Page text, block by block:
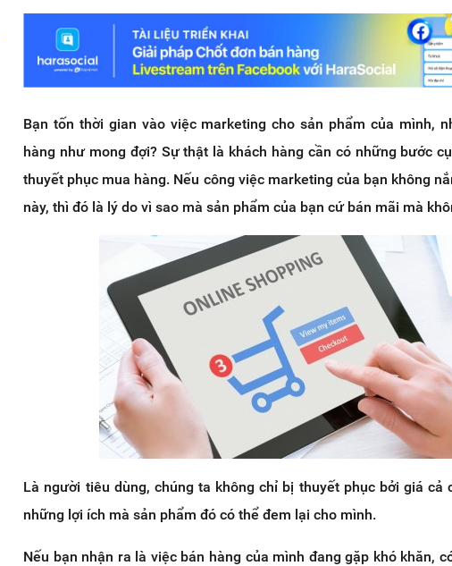
Bạn tốn thời gian vào việc marketing cho sản phẩm của mình,
hàng như mong đợi? Sự thật là khách hàng cần có những bước
thuyết phục mua hàng. Nếu công việc marketing của bạn không
này, thì đó là lý do vì sao mà sản phẩm của bạn cứ bán mãi mà
Là người tiêu dùng, chúng ta không chỉ bị thuyết phục bởi giá cả
những lợi ích mà sản phẩm đó có thể đem lại cho mình.
Nếu bạn nhận ra là việc bán hàng của mình đang gặp khó khăn,